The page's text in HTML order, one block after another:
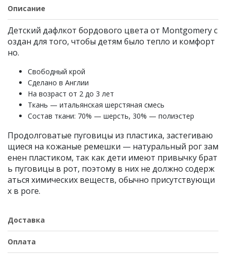
Описание
Детский дафлкот бордового цвета от Montgomery с
оздан для того, чтобы детям было тепло и комфорт
но.
Свободный крой
Сделано в Англии
На возраст от 2 до 3 лет
Ткань — итальянская шерстяная смесь
Состав ткани: 70% — шерсть, 30% — полиэстер
Продолговатые пуговицы из пластика, застегиваю
щиеся на кожаные ремешки — натуральный рог зам
енен пластиком, так как дети имеют привычку брат
ь пуговицы в рот, поэтому в них не должно содерж
аться химических веществ, обычно присутствующи
х в роге.
Доставка
Оплата